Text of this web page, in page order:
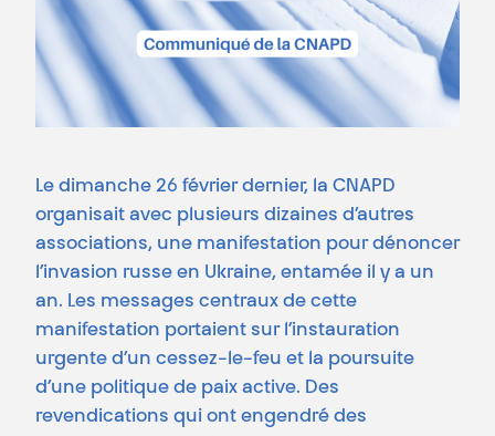
Le dimanche 26 février dernier, la CNAPD
organisait avec plusieurs dizaines d’autres
associations, une manifestation pour dénoncer
l’invasion russe en Ukraine, entamée il y a un
an. Les messages centraux de cette
manifestation portaient sur l’instauration
urgente d’un cessez-le-feu et la poursuite
d’une politique de paix active. Des
revendications qui ont engendré des